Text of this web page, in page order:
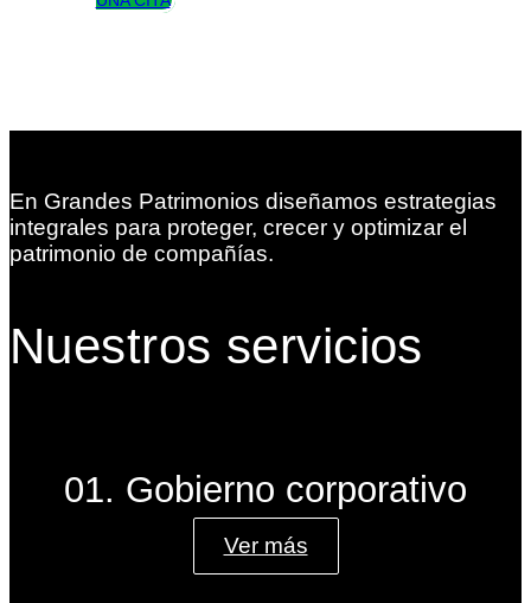
En Grandes Patrimonios diseñamos estrategias
integrales para proteger, crecer y optimizar el
patrimonio de compañías.
Nuestros servicios
01. Gobierno corporativo
Ver más